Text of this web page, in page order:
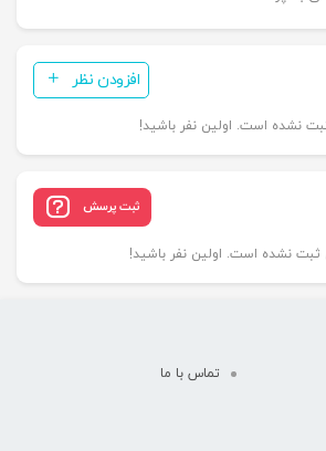
افزودن نظر
نشده است. اولین نفر باشید!
ثبت پرسش
نشده است. اولین نفر باشید!
تماس با ما